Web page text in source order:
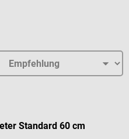
Standard 60 cm